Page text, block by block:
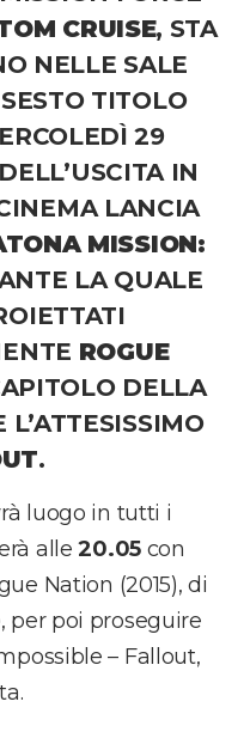
CRUISE, STA
NELLE SALE
TITOLO
29
IN
LANCIA
MISSION:
LA QUALE
ROGUE
DELLA
L’ATTESISSIMO
.
luogo in tutti i
alle20.05con
Nation (2015), di
, per poi proseguire
– Fallout,